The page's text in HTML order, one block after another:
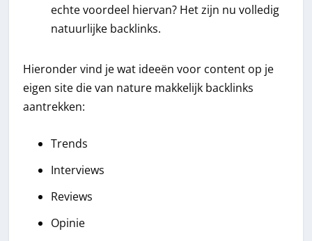
echte voordeel hiervan? Het zijn nu volledig
natuurlijke backlinks.
Hieronder vind je wat ideeën voor content op je
eigen site die van nature makkelijk backlinks
aantrekken:
Trends
Interviews
Reviews
Opinie